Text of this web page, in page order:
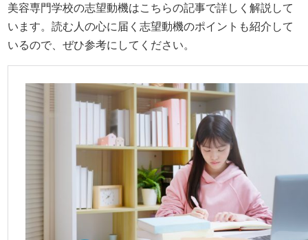
美容専門学校の志望動機はこちらの記事で詳しく解説して
います。読む人の心に届く志望動機のポイントも紹介して
いるので、ぜひ参考にしてください。